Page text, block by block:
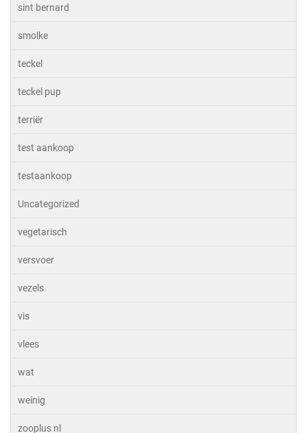
sint bernard
smolke
teckel
teckel pup
terriër
test aankoop
testaankoop
Uncategorized
vegetarisch
versvoer
vezels
vis
vlees
wat
weinig
zooplus nl